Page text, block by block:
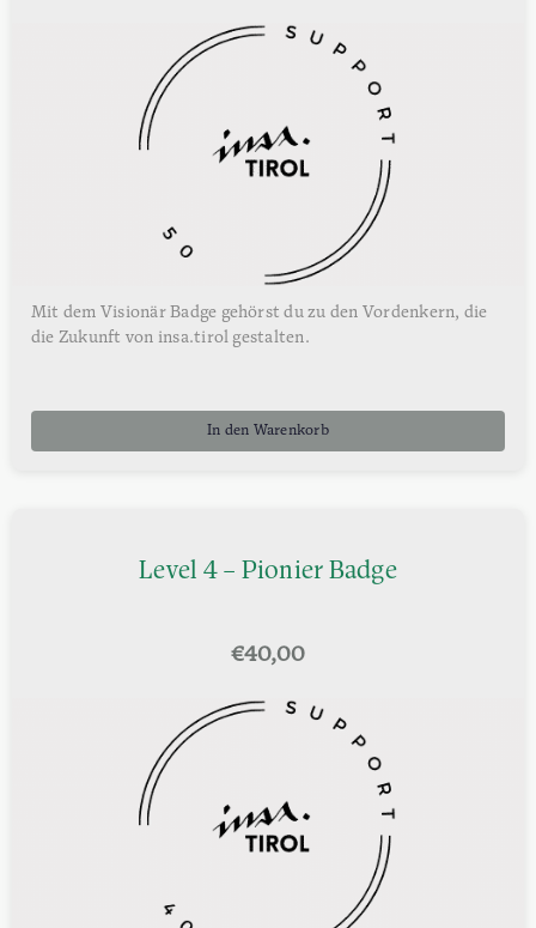
Mit dem Visionär Badge gehörst du zu den Vordenkern, die
die Zukunft von insa.tirol gestalten.
In den Warenkorb
Level 4 – Pionier Badge
€40,00